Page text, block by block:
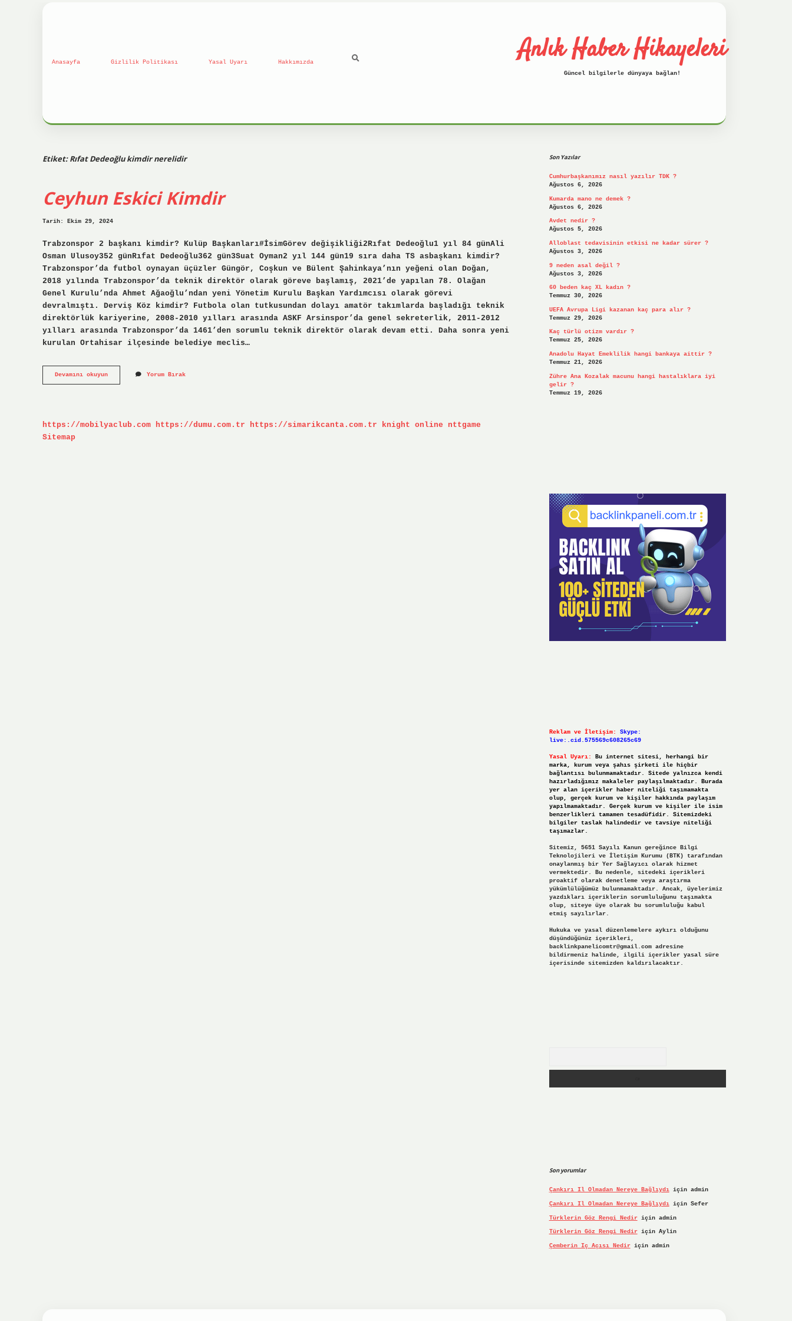
Anasayfa Gizlilik Politikası Yasal Uyarı Hakkımızda Anlık Haber Hikayeleri
Güncel bilgilerle dünyaya bağlan!
Etiket:Rıfat Dedeoğlu kimdir nerelidir
Ceyhun Eskici Kimdir
Tarih: Ekim 29, 2024
Trabzonspor 2 başkanı kimdir? Kulüp Başkanları#İsimGörev değişikliği2Rıfat Dedeoğlu1 yıl 84 günAli
Osman Ulusoy352 günRıfat Dedeoğlu362 gün3Suat Oyman2 yıl 144 gün19 sıra daha TS asbaşkanı kimdir?
Trabzonspor’da futbol oynayan üçüzler Güngör, Coşkun ve Bülent Şahinkaya’nın yeğeni olan Doğan,
2018 yılında Trabzonspor’da teknik direktör olarak göreve başlamış, 2021’de yapılan 78. Olağan
Genel Kurulu’nda Ahmet Ağaoğlu’ndan yeni Yönetim Kurulu Başkan Yardımcısı olarak görevi
devralmıştı. Derviş Köz kimdir? Futbola olan tutkusundan dolayı amatör takımlarda başladığı teknik
direktörlük kariyerine, 2008-2010 yılları arasında ASKF Arsinspor’da genel sekreterlik, 2011-2012
yılları arasında Trabzonspor’da 1461’den sorumlu teknik direktör olarak devam etti. Daha sonra yeni
kurulan Ortahisar ilçesinde belediye meclis…
Devamını okuyunCeyhun
Eskici
Yorum Bırak
https://mobilyaclub.com https://dumu.com.tr https://simarikcanta.com.tr knight online
nttgame
Sitemap
Son Yazılar
Cumhurbaşkanımız nasıl yazılır TDK ?
Ağustos 6, 2026
Kumarda mano ne demek ?
Ağustos 6, 2026
Avdet nedir ?
Ağustos 5, 2026
Alloblast tedavisinin etkisi ne kadar sürer ?
Ağustos 3, 2026
9 neden asal değil ?
Ağustos 3, 2026
60 beden kaç XL kadın ?
Temmuz 30, 2026
UEFA Avrupa Ligi kazanan kaç para alır ?
Temmuz 29, 2026
Kaç türlü otizm vardır ?
Temmuz 25, 2026
Anadolu Hayat Emeklilik hangi bankaya aittir ?
Temmuz 21, 2026
Zühre Ana Kozalak macunu hangi hastalıklara iyi
gelir ?
Temmuz 19, 2026
Reklam ve İletişim:
Skype:
live:.cid.575569c608265c69
Yasal Uyarı:
Bu internet sitesi, herhangi bir
marka, kurum veya şahıs şirketi ile hiçbir
bağlantısı bulunmamaktadır. Sitede yalnızca kendi
hazırladığımız makaleler paylaşılmaktadır. Burada
yer alan içerikler haber niteliği taşımamakta
olup, gerçek kurum ve kişiler hakkında paylaşım
yapılmamaktadır. Gerçek kurum ve kişiler ile isim
benzerlikleri tamamen tesadüfidir. Sitemizdeki
bilgiler taslak halindedir ve tavsiye niteliği
taşımazlar.
Sitemiz, 5651 Sayılı Kanun gereğince Bilgi
Teknolojileri ve İletişim Kurumu (BTK) tarafından
onaylanmış bir Yer Sağlayıcı olarak hizmet
vermektedir. Bu nedenle, sitedeki içerikleri
proaktif olarak denetleme veya araştırma
yükümlülüğümüz bulunmamaktadır. Ancak, üyelerimiz
yazdıkları içeriklerin sorumluluğunu taşımakta
olup, siteye üye olarak bu sorumluluğu kabul
etmiş sayılırlar.
Hukuka ve yasal düzenlemelere aykırı olduğunu
düşündüğünüz içerikleri,
backlinkpanelicomtr@gmail.comadresine
bildirmeniz halinde, ilgili içerikler yasal süre
içerisinde sitemizden kaldırılacaktır.
Son yorumlar
Çankırı Il Olmadan Nereye Bağlıydıiçin admin
Çankırı Il Olmadan Nereye Bağlıydıiçin Sefer
Türklerin Göz Rengi Nediriçin admin
Türklerin Göz Rengi Nediriçin Aylin
Çemberin Iç Açısı Nediriçin admin